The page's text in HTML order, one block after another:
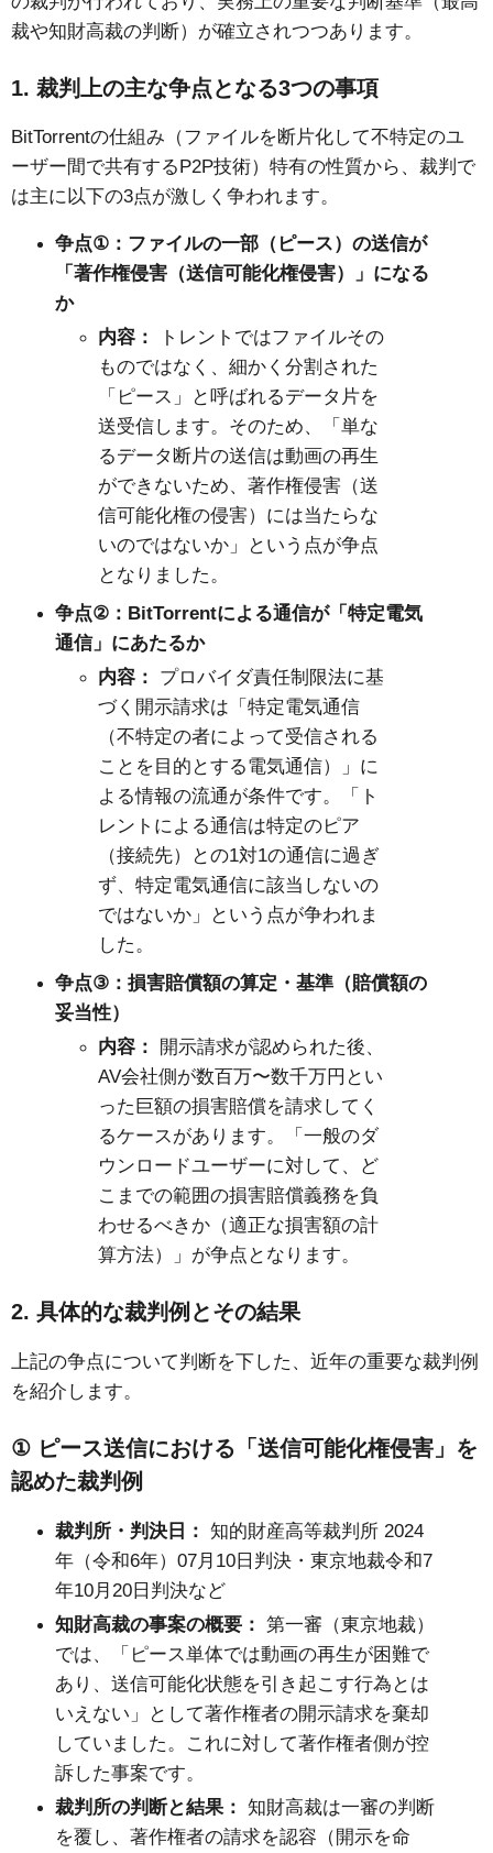
裁や知財高裁の判断）が確立されつつあります。
1. 裁判上の主な争点となる3つの事項
BitTorrentの仕組み（ファイルを断片化して不特定のユ
ーザー間で共有するP2P技術）特有の性質から、裁判で
は主に以下の3点が激しく争われます。
争点①：ファイルの一部（ピース）の送信が
「著作権侵害（送信可能化権侵害）」になる
か
内容：
トレントではファイルその
ものではなく、細かく分割された
「ピース」と呼ばれるデータ片を
送受信します。そのため、「単な
るデータ断片の送信は動画の再生
ができないため、著作権侵害（送
信可能化権の侵害）には当たらな
いのではないか」という点が争点
となりました。
争点②： BitTorrentによる通信が「特定電気
通信」にあたるか
内容： プロバイダ責任制限法に基
づく開示請求は「特定電気通信
（不特定の者によって受信される
ことを目的とする電気通信）」に
よる情報の流通が条件です。「ト
レントによる通信は特定のピア
（接続先）との1対1の通信に過ぎ
ず、特定電気通信に該当しないの
ではないか」という点が争われま
した。
争点③：損害賠償額の算定・基準（賠償額の
妥当性）
内容： 開示請求が認められた後、
AV会社側が数百万〜数千万円とい
った巨額の損害賠償を請求してく
るケースがあります。「一般のダ
ウンロードユーザーに対して、ど
こまでの範囲の損害賠償義務を負
わせるべきか（適正な損害額の計
算方法）」が争点となります。
2. 具体的な裁判例とその結果
上記の争点について判断を下した、近年の重要な裁判例
を紹介します。
① ピース送信における「送信可能化権侵害」を
認めた裁判例
裁判所・判決日： 知的財産高等裁判所2024
年（令和6年） 07月 10日判決・東京地裁令和7
年10月 20日判決など
知財高裁の事案の概要： 第一審（東京地裁）
では、「ピース単体では動画の再生が困難で
あり、送信可能化状態を引き起こす行為とは
いえない」として著作権者の開示請求を棄却
していました。これに対して著作権者側が控
訴した事案です。
裁判所の判断と結果： 知財高裁は一審の判断
を覆し、著作権者の請求を認容（開示を命